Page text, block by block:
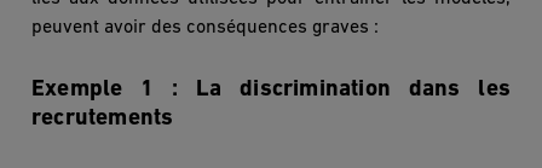
peuvent avoir des conséquences graves :
Exemple 1 : La discrimination dans les
recrutements